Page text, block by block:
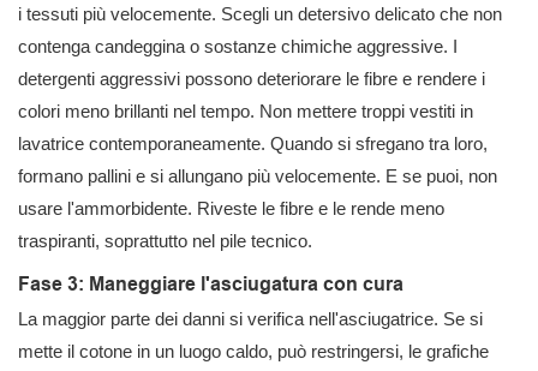
i tessuti più velocemente. Scegli un detersivo delicato che non
contenga candeggina o sostanze chimiche aggressive. I
detergenti aggressivi possono deteriorare le fibre e rendere i
colori meno brillanti nel tempo. Non mettere troppi vestiti in
lavatrice contemporaneamente. Quando si sfregano tra loro,
formano pallini e si allungano più velocemente. E se puoi, non
usare l'ammorbidente. Riveste le fibre e le rende meno
traspiranti, soprattutto nel pile tecnico.
Fase 3: Maneggiare l'asciugatura con cura
La maggior parte dei danni si verifica nell'asciugatrice. Se si
mette il cotone in un luogo caldo, può restringersi, le grafiche